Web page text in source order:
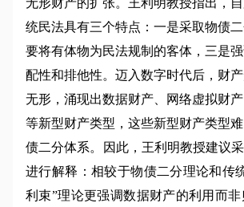
无形财产的扩张。王利明教授指出，
统民法具有三个特点：一是采取物债
要将有体物为民法规制的客体，三是
配性和排他性。迈入数字时代后，财
无形，涌现出数据财产、网络虚拟财
等新型财产类型，这些新型财产类型
债二分体系。因此，王利明教授建议
进行解释：相较于物债二分理论和传
利束”理论更强调数据财产的利用而